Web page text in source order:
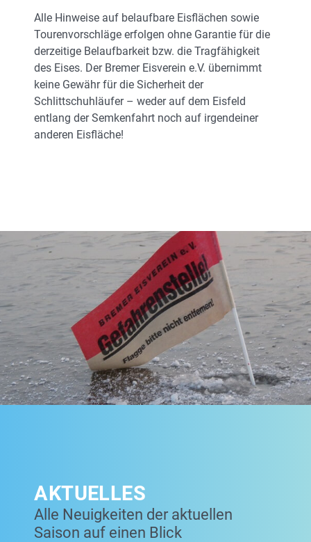
Alle Hinweise auf belaufbare Eisflächen sowie
Tourenvorschläge erfolgen ohne Garantie für die
derzeitige Belaufbarkeit bzw. die Tragfähigkeit
des Eises. Der Bremer Eisverein e.V. übernimmt
keine Gewähr für die Sicherheit der
Schlittschuhläufer – weder auf dem Eisfeld
entlang der Semkenfahrt noch auf irgendeiner
anderen Eisfläche!
AKTUELLES
Alle Neuigkeiten der aktuellen
Saison auf einen Blick